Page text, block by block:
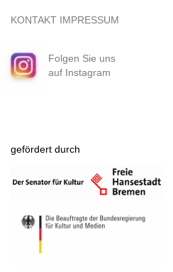
KONTAKT IMPRESSUM
Folgen Sie uns
auf Instagram
gefördert durch